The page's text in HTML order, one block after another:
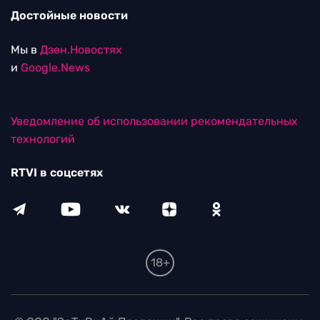
Достойные новости
Мы в Дзен.Новостях
и Google.News
Уведомление об использовании рекомендательных
технологий
RTVI в соцсетях
18+